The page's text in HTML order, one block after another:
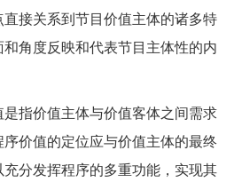
接关系到节目价值主体的诸多特
角度反映和代表节目主体性的内
指价值主体与价值客体之间需求
价值的定位应与价值主体的最终
分发挥程序的多重功能，实现其